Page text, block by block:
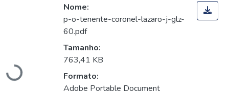
Carregando...
Nome:
p-o-tenente-coronel-lazaro-j-glz-
60.pdf
Tamanho:
763,41 KB
Formato:
Adobe Portable Document